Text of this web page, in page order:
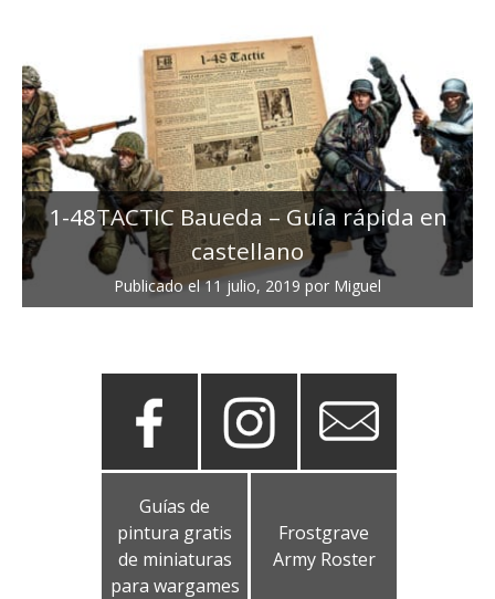
1-48TACTIC Baueda – Guía rápida en
castellano
Publicado el11 julio, 2019 por Miguel
Guías de
pintura gratis
de miniaturas
para wargames
Frostgrave
Army Roster